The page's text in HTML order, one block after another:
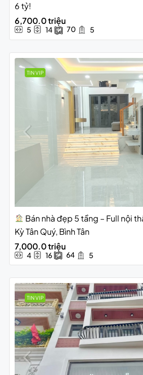
6 tỷ!
6,700.0 triệu
5 14 70 5
TIN VIP
Bán nhà đẹp 5 tầng – Full nội
Kỳ Tân Quý, Bình Tân
7,000.0 triệu
4 16 64 5
TIN VIP